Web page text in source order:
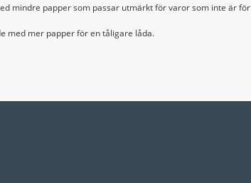
mindre papper som passar utmärkt för varor som inte är för
med mer papper för en tåligare låda.